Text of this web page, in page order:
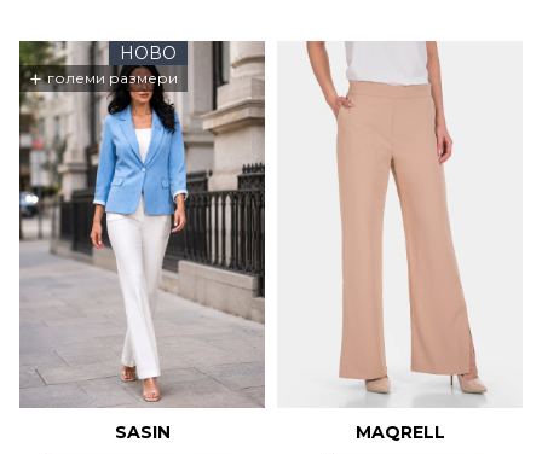
НОВО
+ големи размери
SASIN MAQRELL